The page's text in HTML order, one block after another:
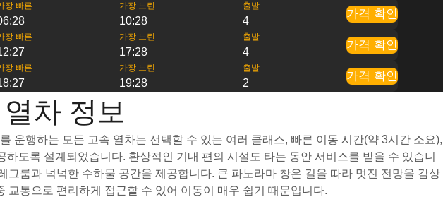
장 빠른 가장 느린
10:28
출발
4
가격 확인
장 빠른 가장 느린
17:28
출발
4
가격 확인
장 빠른 가장 느린
19:28
출발
2
가격 확인
차 정보
운행하는 모든 고속 열차는 선택할 수 있는 여러 클래스, 빠른 이동 시간(약 3시간 소요),
도록 설계되었습니다. 환상적인 기내 편의 시설도 타는 동안 서비스를 받을 수 있습니
룸과 넉넉한 수하물 공간을 제공합니다. 큰 파노라마 창은 길을 따라 멋진 전망을 감상
통으로 편리하게 접근할 수 있어 이동이 매우 쉽기 때문입니다.